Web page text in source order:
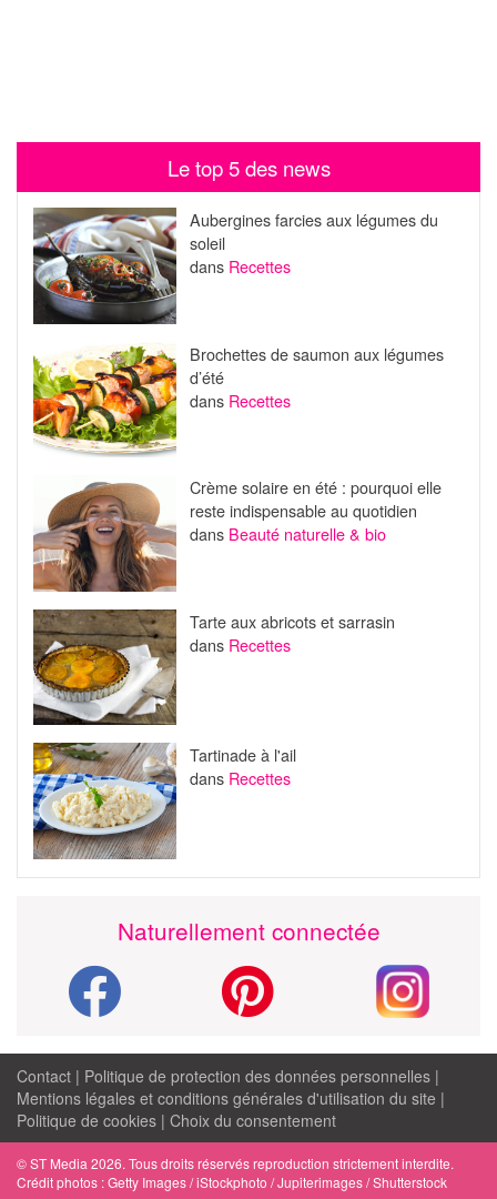
Le top 5 des news
Aubergines farcies aux légumes du
soleil
dans Recettes
Brochettes de saumon aux légumes
d’été
dans Recettes
Crème solaire en été : pourquoi elle
reste indispensable au quotidien
dans Beauté naturelle & bio
Tarte aux abricots et sarrasin
dans Recettes
Tartinade à l'ail
dans Recettes
Naturellement connectée
Contact | Politique de protection des données personnelles |
Mentions légales et conditions générales d'utilisation du site |
Politique de cookies | Choix du consentement
© ST Media 2026. Tous droits réservés reproduction strictement interdite.
Crédit photos : Getty Images / iStockphoto / Jupiterimages / Shutterstock